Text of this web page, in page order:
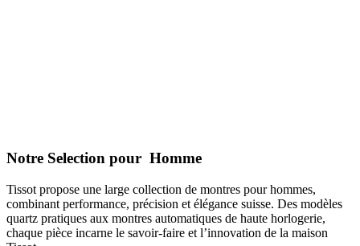
Notre Selection pour Homme
Tissot propose une large collection de montres pour hommes,
combinant performance, précision et élégance suisse. Des modèles
quartz pratiques aux montres automatiques de haute horlogerie,
chaque pièce incarne le savoir-faire et l’innovation de la maison